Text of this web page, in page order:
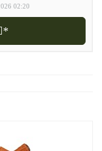
02:20
*